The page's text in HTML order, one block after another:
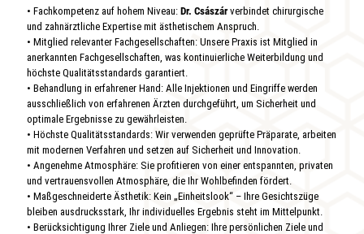
• Fachkompetenz auf hohem Niveau: Dr. Császár verbindet chirurgische
und zahnärztliche Expertise mit ästhetischem Anspruch.
• Mitglied relevanter Fachgesellschaften: Unsere Praxis ist Mitglied in
anerkannten Fachgesellschaften, was kontinuierliche Weiterbildung und
höchste Qualitätsstandards garantiert.
• Behandlung in erfahrener Hand: Alle Injektionen und Eingriffe werden
ausschließlich von erfahrenen Ärzten durchgeführt, um Sicherheit und
optimale Ergebnisse zu gewährleisten.
• Höchste Qualitätsstandards: Wir verwenden geprüfte Präparate, arbeiten
mit modernen Verfahren und setzen auf Sicherheit und Innovation.
• Angenehme Atmosphäre: Sie profitieren von einer entspannten, privaten
und vertrauensvollen Atmosphäre, die Ihr Wohlbefinden fördert.
• Maßgeschneiderte Ästhetik: Kein „Einheitslook“ – Ihre Gesichtszüge
bleiben ausdrucksstark, Ihr individuelles Ergebnis steht im Mittelpunkt.
• Berücksichtigung Ihrer Ziele und Anliegen: Ihre persönlichen Ziele und